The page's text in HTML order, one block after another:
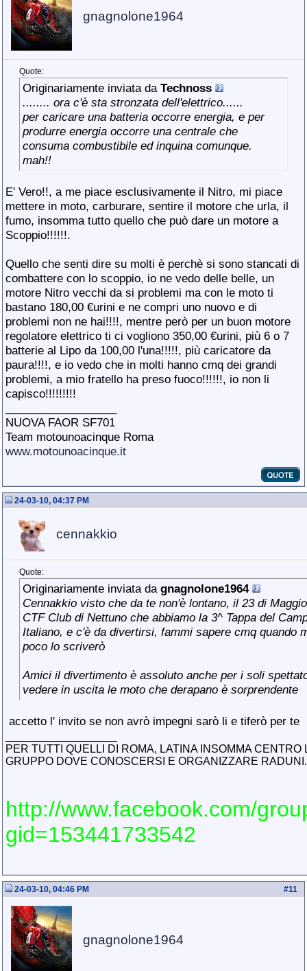
gnagnolone1964
Quote:
Originariamente inviata da Technoss
........ ora c'è sta stronzata dell'elettrico......
per caricare una batteria occorre energia, e per
produrre energia occorre una centrale che
consuma combustibile ed inquina comunque.
mah!!
E' Vero!!, a me piace esclusivamente il Nitro, mi piace
mettere in moto, carburare, sentire il motore che urla, il
fumo, insomma tutto quello che può dare un motore a
Scoppio!!!!!!.
Quello che senti dire su molti è perchè si sono stancati di
combattere con lo scoppio, io ne vedo delle belle, un
motore Nitro vecchi da si problemi ma con le moto ti
bastano 180,00 €urini e ne compri uno nuovo e di
problemi non ne hai!!!!, mentre però per un buon motore
regolatore elettrico ti ci vogliono 350,00 €urini, più 6 o 7
batterie al Lipo da 100,00 l'una!!!!!, più caricatore da
paura!!!!, e io vedo che in molti hanno cmq dei grandi
problemi, a mio fratello ha preso fuoco!!!!!!, io non li
capisco!!!!!!!!!
NUOVA FAOR SF701
Team motounoacinque Roma
www.motounoacinque.it
24-03-10, 04:37 PM
cennakkio
Quote:
Originariamente inviata da gnagnolone1964
Cennakkio visto che da te non'è lontano, il 23 di
CTF Club di Nettuno che abbiamo la 3^ Tappa del
Italiano, e c'è da divertirsi, fammi sapere cmq quando
poco lo scriverò
Amici il divertimento è assoluto anche per i soli
vedere in uscita le moto che derapano è sorprendente
accetto l' invito se non avrò impegni sarò li e tiferò per te
PER TUTTI QUELLI DI ROMA, LATINA INSOMMA CENTRO
GRUPPO DOVE CONOSCERSI E ORGANIZZARE
http://www.facebook.com/
gid=153441733542
#11
24-03-10, 04:46 PM
gnagnolone1964